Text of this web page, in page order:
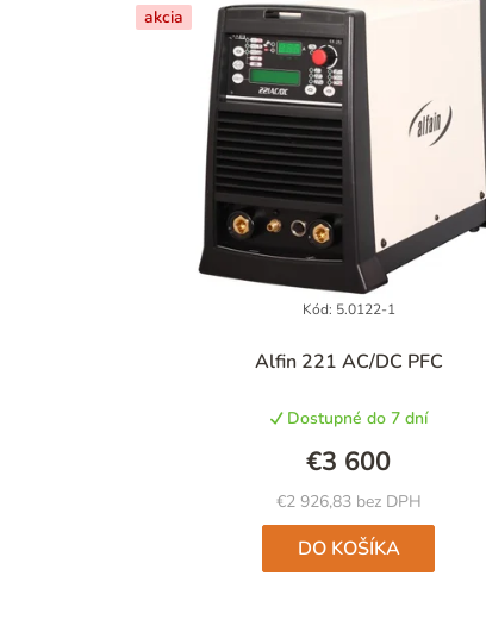
akcia
Alfin 221 AC/DC PFC
Dostupné do 7 dní
€2 926,83 bez DPH
€3 600
DO KOŠÍKA
Kód: 5.0122-1